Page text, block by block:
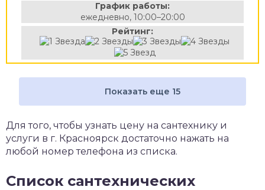
График работы:
ежедневно, 10:00–20:00
Рейтинг:
Показать еще 15
Для того, чтобы узнать цену на сантехнику и
услуги в г. Красноярск достаточно нажать на
любой номер телефона из списка.
Список сантехнических